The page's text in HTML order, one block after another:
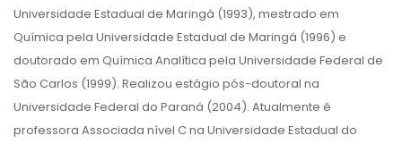
Universidade Estadual de Maringá (1993), mestrado em
Química pela Universidade Estadual de Maringá (1996) e
doutorado em Química Analítica pela Universidade Federal de
São Carlos (1999). Realizou estágio pós-doutoral na
Universidade Federal do Paraná (2004). Atualmente é
professora Associada nível C na Universidade Estadual do